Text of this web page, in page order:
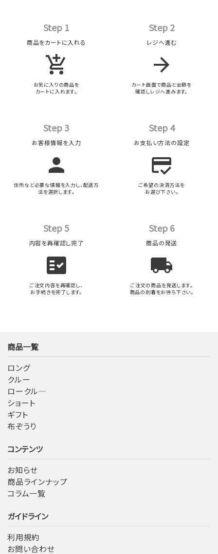
Step 1
商品をカートに入れる
add_shopping_cart
お気に入りの商品を
カートに入れます。
Step 2
レジへ進む
arrow_forward
カート画面で商品と金額を
確認しレジへ進みます。
Step 3
お客様情報を入力
person
住所など必要な情報を入力し、配送方
法を選択します。
Step 4
お支払い方法の設定
credit_score
ご希望の決済方法を
お選び下さい。
Step 5
内容を再確認し完了
fact_check
ご注文内容を再確認し、
お手続きを完了します。
Step 6
商品の発送
local_shipping
ご注文の商品を発送します。
商品の到着をお待ち下さい。
商品一覧
ロング
クルー
ロークル―
ショート
ギフト
布ぞうり
コンテンツ
お知らせ
商品ラインナップ
コラム一覧
ガイドライン
利用規約
お問い合わせ